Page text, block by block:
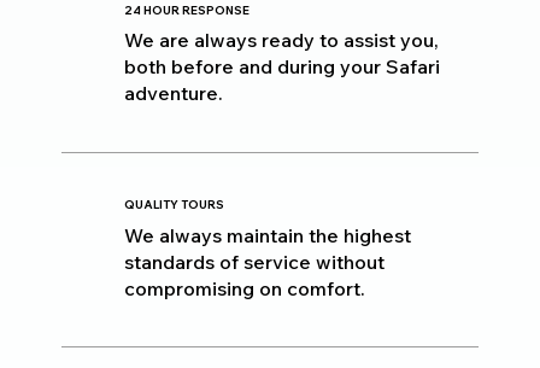
24 HOUR RESPONSE
We are always ready to assist you,
both before and during your Safari
adventure.
QUALITY TOURS
We always maintain the highest
standards of service without
compromising on comfort.